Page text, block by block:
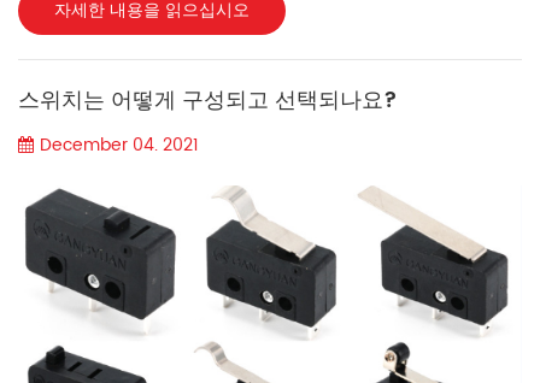
금속 파편의 바운스에 의해 전원이 켜지고 꺼집니다. 멤브레인 스위
치는 손으로 누르는 표면의 버튼이며 버튼 접점은 하위 레이어에 있
고; 2. 구조 비교: 택트 스위치는 단독으로 사용할 수 없으며 완전한
제어 시스템을 구성하려면 PCB 회로 기판과 함께 사용해야 합니다.
으로 완전한 제어를 형성합니다. 이 시스템은 고객에게 전체 스위치
솔루션을 제공할 수 있습니다. 3. 제조 비용...
자세한 내용을 읽으십시오
스위치는 어떻게 구성되고 선택되나요?
December 04. 2021